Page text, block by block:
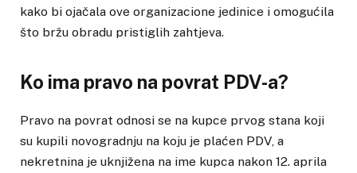
kako bi ojačala ove organizacione jedinice i omogućila
što bržu obradu pristiglih zahtjeva.
Ko ima pravo na povrat PDV-a?
Pravo na povrat odnosi se na kupce prvog stana koji
su kupili novogradnju na koju je plaćen PDV, a
nekretnina je uknjižena na ime kupca nakon 12. aprila